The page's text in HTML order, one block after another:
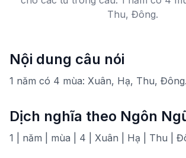
Thu, Đông.
Nội dung câu nói
1 năm có 4 mùa: Xuân, Hạ, Thu, Đông.
Dịch nghĩa theo Ngôn
1 | năm | mùa | 4 | Xuân | Hạ | Thu |